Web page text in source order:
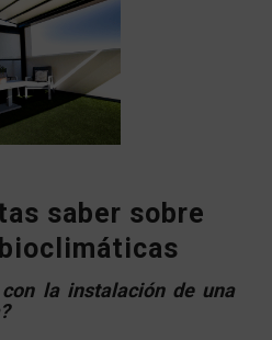
saber sobre
la instalación de una